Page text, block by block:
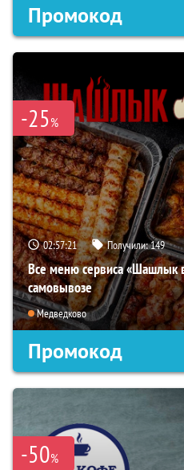
Промокод
-25%
02:57:20 Получили:149
Все меню сервиса «Шашлык
самовывозе
Медведково
Промокод
-50%